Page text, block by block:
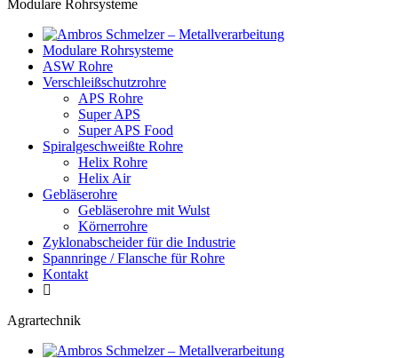
Modulare Rohrsysteme
Modulare Rohrsysteme
ASW Rohre
Verschleißschutzrohre
APS Rohre
Super APS
Super APS Food
Spiralgeschweißte Rohre
Helix Rohre
Helix Air
Gebläserohre
Gebläserohre mit Wulst
Körnerrohre
Zyklonabscheider für die Industrie
Spannringe / Flansche für Rohre
Kontakt
Agrartechnik